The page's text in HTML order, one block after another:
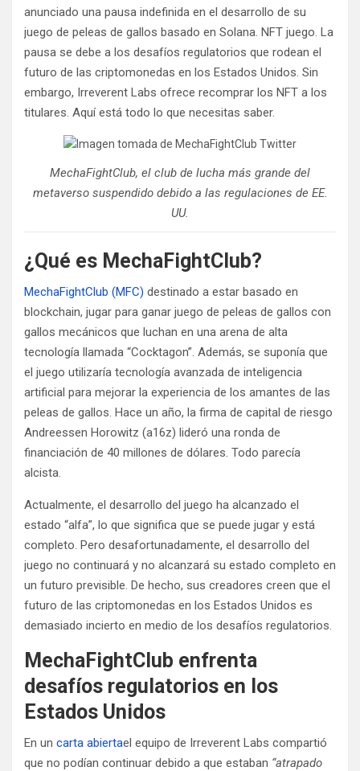
anunciado una pausa indefinida en el desarrollo de su
juego de peleas de gallos basado en Solana. NFT juego. La
pausa se debe a los desafíos regulatorios que rodean el
futuro de las criptomonedas en los Estados Unidos. Sin
embargo, Irreverent Labs ofrece recomprar los NFT a los
titulares. Aquí está todo lo que necesitas saber.
MechaFightClub, el club de lucha más grande del
metaverso suspendido debido a las regulaciones de EE.
UU.
¿Qué es MechaFightClub?
MechaFightClub (MFC) destinado a estar basado en
blockchain, jugar para ganar juego de peleas de gallos con
gallos mecánicos que luchan en una arena de alta
tecnología llamada “Cocktagon”. Además, se suponía que
el juego utilizaría tecnología avanzada de inteligencia
artificial para mejorar la experiencia de los amantes de las
peleas de gallos. Hace un año, la firma de capital de riesgo
Andreessen Horowitz (a16z) lideró una ronda de
financiación de 40 millones de dólares. Todo parecía
alcista.
Actualmente, el desarrollo del juego ha alcanzado el
estado “alfa”, lo que significa que se puede jugar y está
completo. Pero desafortunadamente, el desarrollo del
juego no continuará y no alcanzará su estado completo en
un futuro previsible. De hecho, sus creadores creen que el
futuro de las criptomonedas en los Estados Unidos es
demasiado incierto en medio de los desafíos regulatorios.
MechaFightClub enfrenta
desafíos regulatorios en los
Estados Unidos
En un carta abiertael equipo de Irreverent Labs compartió
que no podían continuar debido a que estaban “atrapado